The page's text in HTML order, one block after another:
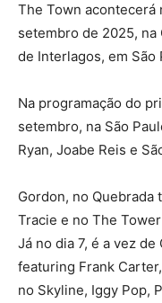
The Town acontecerá
setembro de 2025, na
de Interlagos, em São
Na programação do
setembro, na São
Ryan, Joabe Reis e
Gordon, no Quebrada
Tracie e no The
Já no dia 7, é a vez
featuring Frank
no Skyline, Iggy Pop,